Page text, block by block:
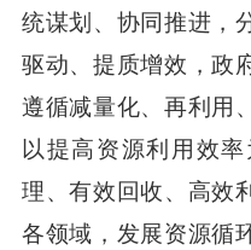
统谋划、协同推进，
驱动、提质增效，政
遵循减量化、再利用
以提高资源利用效
理、有效回收、高效
各领域，发展资源循